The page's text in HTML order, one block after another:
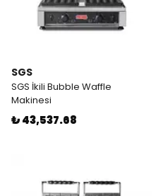
SGS
SGS İkili Bubble Waffle
Makinesi
₺ 43,537.68